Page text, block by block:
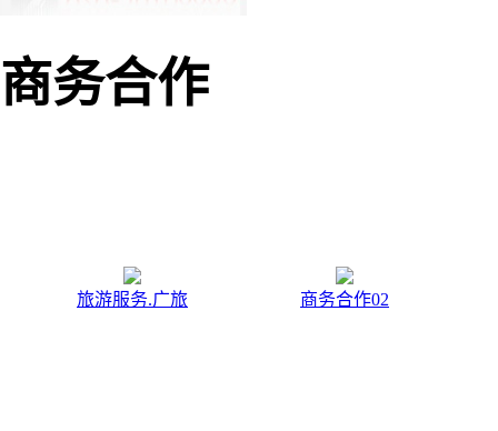
商务合作
旅游服务.广旅 商务合作02